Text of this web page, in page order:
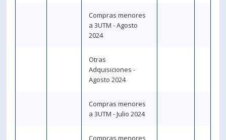
Compras menores
a 3UTM - Agosto
2024
Otras
Adquisiciones -
Agosto 2024
Compras menores
a 3UTM - Julio 2024
Compras menores